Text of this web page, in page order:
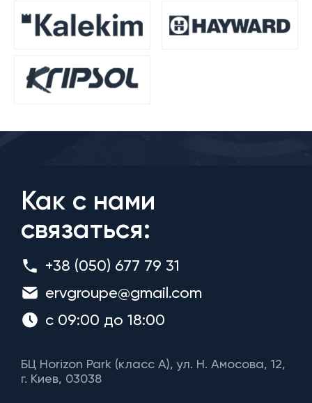
Как с нами
связаться:
+38 (050) 677 79 31
ervgroupe@gmail.com
с 09:00 до 18:00
БЦ Horizon Park (класс A), ул. Н. Амосова, 12,
г. Киев, 03038